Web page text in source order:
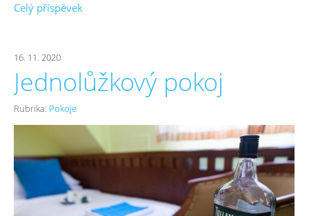
Celý příspěvek
16. 11. 2020
Jednolůžkový pokoj
Rubrika: Pokoje